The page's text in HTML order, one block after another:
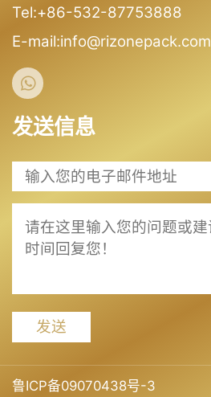
Tel:+86-532-87753888
E-mail:info@rizonepack.com
发送信息
发送
鲁ICP备09070438号-3